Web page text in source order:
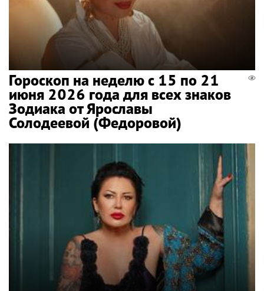
Гороскоп на неделю с 15 по 21
июня 2026 года для всех знаков
Зодиака от Ярославы
Солодеевой (Федоровой)